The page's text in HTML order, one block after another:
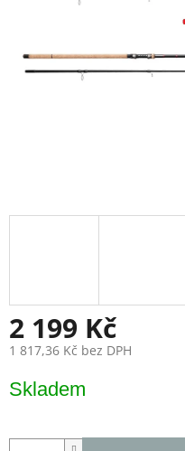
2 199 Kč
1 817,36 Kč bez DPH
cena:
Skladem